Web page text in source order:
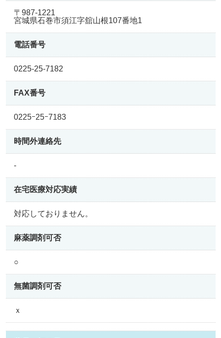
〒987-1221
宮城県石巻市須江字舘山根107番地1
電話番号
0225-25-7182
FAX番号
0225ｰ25ｰ7183
時間外連絡先
-
在宅医療対応実績
対応しておりません。
麻薬調剤可否
○
無菌調剤可否
ｘ